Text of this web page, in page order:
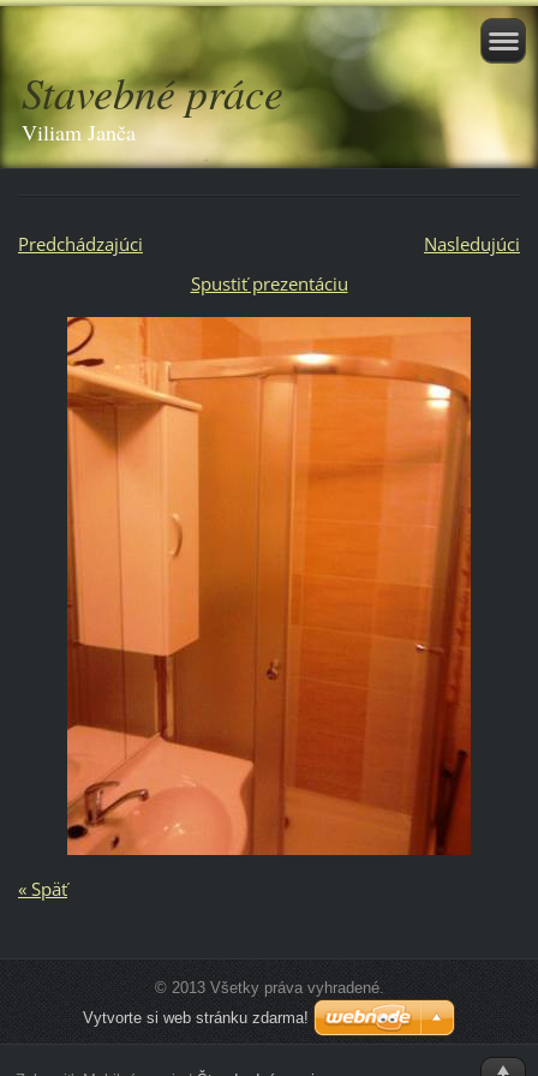
Stavebné práce
Viliam Janča
Predchádzajúci
Nasledujúci
Spustiť prezentáciu
« Späť
© 2013 Všetky práva vyhradené.
Vytvorte si web stránku zdarma!